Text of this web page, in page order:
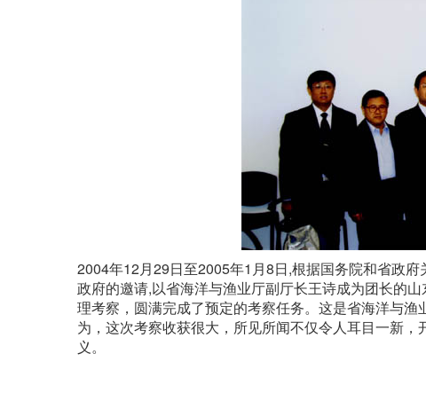
2004年12月29日至2005年1月8日,根据国务院和省政
政府的邀请,以省海洋与渔业厅副厅长王诗成为团长的
理考察，圆满完成了预定的考察任务。这是省海洋与
为，这次考察收获很大，所见所闻不仅令人耳目一新
义。